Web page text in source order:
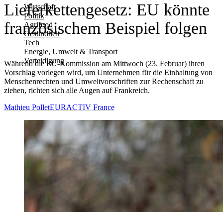
Wirtschaft
Politik
Agrifood
Gesundheit
Tech
Energie, Umwelt & Transport
Verteidigung
Lieferkettengesetz: EU könnte
französischem Beispiel folgen
Während die EU-Kommission am Mittwoch (23. Februar) ihren
Vorschlag vorlegen wird, um Unternehmen für die Einhaltung von
Menschenrechten und Umweltvorschriften zur Rechenschaft zu
ziehen, richten sich alle Augen auf Frankreich.
Mathieu PolletEURACTIV France